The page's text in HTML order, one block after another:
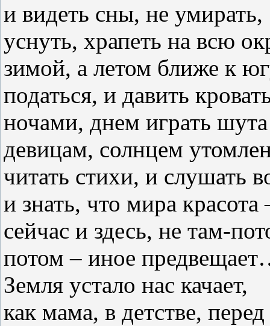
и видеть сны, не умирать,
уснуть, храпеть на всю
зимой, а летом ближе к
податься, и давить
ночами, днем играть
девицам, солнцем
читать стихи, и слушать
и знать, что мира красота
сейчас и здесь, не там-
потом – иное
Земля устало нас качает,
как мама, в детстве,